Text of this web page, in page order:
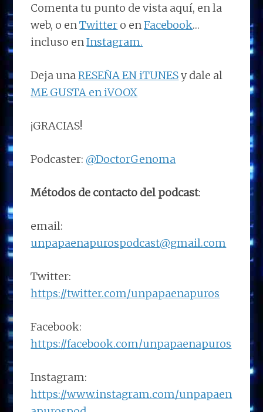
Comenta tu punto de vista aquí, en la
web, o enTwitter o enFacebook…
incluso enInstagram.
Deja unaRESEÑA EN iTUNESy dale al
ME GUSTA en iVOOX
¡GRACIAS!
Podcaster: @DoctorGenoma
Métodos de contacto del podcast:
email:
unpapaenapurospodcast@gmail.com
Twitter:
https://twitter.com/unpapaenapuros
Facebook:
https://facebook.com/unpapaenapuros
Instagram:
https://www.instagram.com/unpapaen